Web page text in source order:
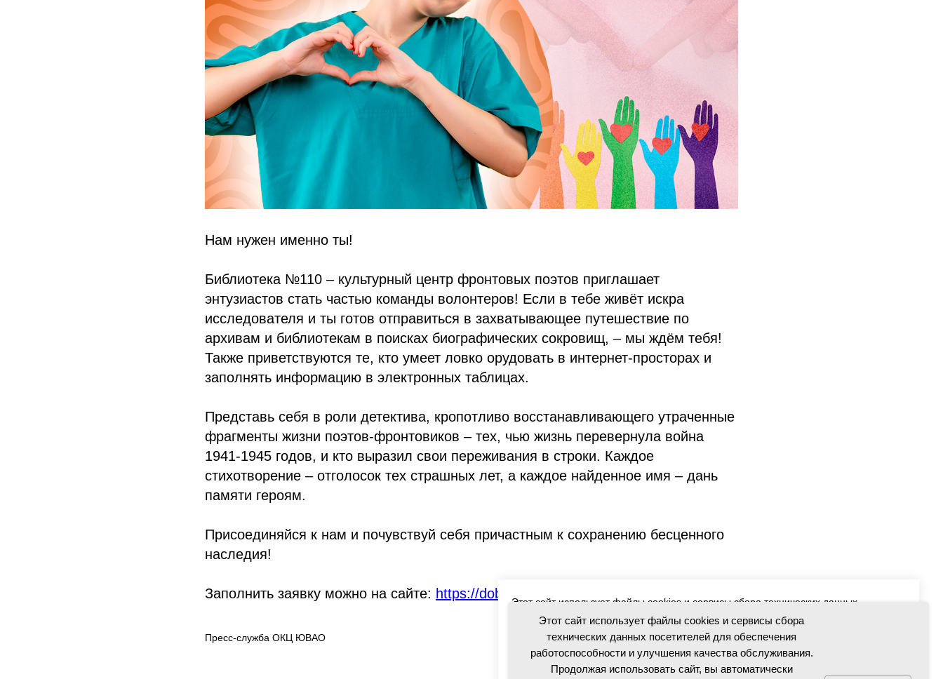
Этот сайт использует файлы cookies и сервисы сбора технических данных
посетителей для обеспечения работоспособности и улучшения качества
обслуживания. Продолжая использовать сайт, вы автоматически соглашаетесь с
использованием данных технологий.
Политика в отношении обработки персональных данных
Нам нужен именно ты!
Библиотека №110 – культурный центр фронтовых поэтов приглашает
энтузиастов стать частью команды волонтеров! Если в тебе живёт искра
исследователя и ты готов отправиться в захватывающее путешествие по
архивам и библиотекам в поисках биографических сокровищ, – мы ждём тебя!
Также приветствуются те, кто умеет ловко орудовать в интернет-просторах и
заполнять информацию в электронных таблицах.
Представь себя в роли детектива, кропотливо восстанавливающего утраченные
фрагменты жизни поэтов-фронтовиков – тех, чью жизнь перевернула война
1941-1945 годов, и кто выразил свои переживания в строки. Каждое
стихотворение – отголосок тех страшных лет, а каждое найденное имя – дань
памяти героям.
Присоединяйся к нам и почувствуй себя причастным к сохранению бесценного
наследия!
Заполнить заявку можно на сайте: https://dobro.ru/event/10976539
Пресс-служба ОКЦ ЮВАО
Этот сайт использует файлы cookies и сервисы сбора
технических данных посетителей для обеспечения
работоспособности и улучшения качества обслуживания.
Продолжая использовать сайт, вы автоматически